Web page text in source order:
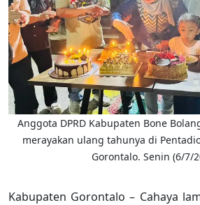
Anggota DPRD Kabupaten Bone
merayakan ulang tahunya di
Gorontalo. Senin (6/7/
Kabupaten Gorontalo – Cahaya